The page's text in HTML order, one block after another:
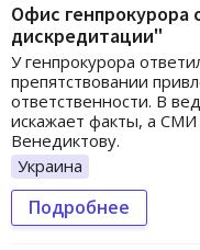
Офис генпрокурора
дискредитации"
У генпрокурора
препятствовании
ответственности. В
искажает факты, а СМИ
Венедиктову.
Украина
Подробнее